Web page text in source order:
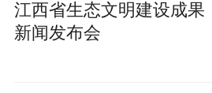
江西省生态文明建设成果
新闻发布会